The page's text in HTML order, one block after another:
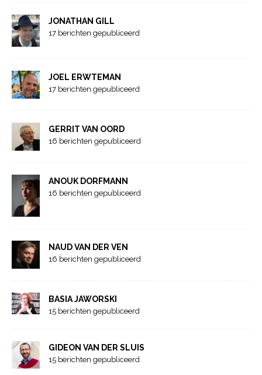
JONATHAN GILL
17 berichten gepubliceerd
JOEL ERWTEMAN
17 berichten gepubliceerd
GERRIT VAN OORD
16 berichten gepubliceerd
ANOUK DORFMANN
16 berichten gepubliceerd
NAUD VAN DER VEN
16 berichten gepubliceerd
BASIA JAWORSKI
15 berichten gepubliceerd
GIDEON VAN DER SLUIS
15 berichten gepubliceerd